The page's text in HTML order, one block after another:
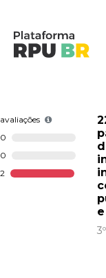
avaliações
0
0
2